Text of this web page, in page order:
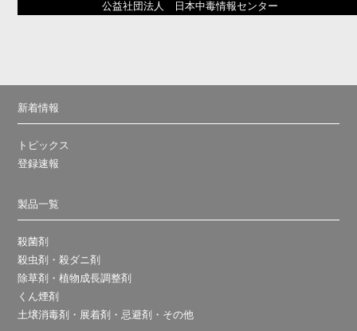
公益社団法人 日本中毒情報センター
新着情報
トピックス
登録速報
製品一覧
殺菌剤
殺虫剤・殺ダニ剤
除草剤・植物成長調整剤
くん煙剤
土壌消毒剤・展着剤・忌避剤・その他